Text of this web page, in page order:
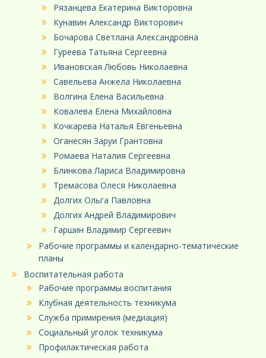
Рязанцева Екатерина Викторовна
Кунавин Александр Викторович
Бочарова Светлана Александровна
Гуреева Татьяна Сергеевна
Ивановская Любовь Николаевна
Савельева Анжела Николаевна
Волгина Елена Васильевна
Ковалева Елена Михайловна
Кочкарева Наталья Евгеньевна
Оганесян Заруи Грантовна
Ромаева Наталия Сергеевна
Блинкова Лариса Владимировна
Тремасова Олеся Николаевна
Долгих Ольга Павловна
Долгих Андрей Владимирович
Гаршин Владимир Сергеевич
Рабочие программы и календарно-тематические
планы
Воспитательная работа
Рабочие программы воспитания
Клубная деятельность техникума
Служба примирения (медиация)
Социальный уголок техникума
Профилактическая работа